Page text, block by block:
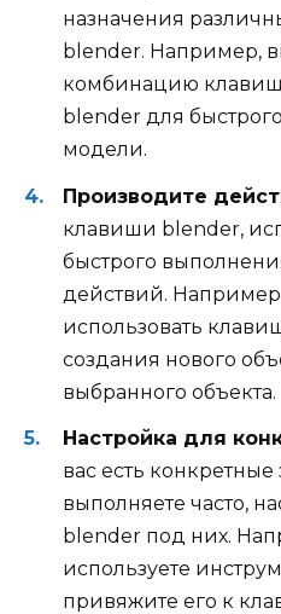
назначения
blender. Например,
комбинацию
blender для
модели.
Производите
клавиши blender,
быстрого
действий.
использовать
создания нового
выбранного объекта.
Настройка для
вас есть
выполняете часто,
blender под них.
используете
привяжите его к